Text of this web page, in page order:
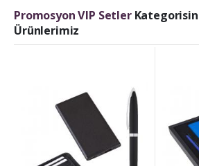
Promosyon VIP Setler
Ürünlerimiz